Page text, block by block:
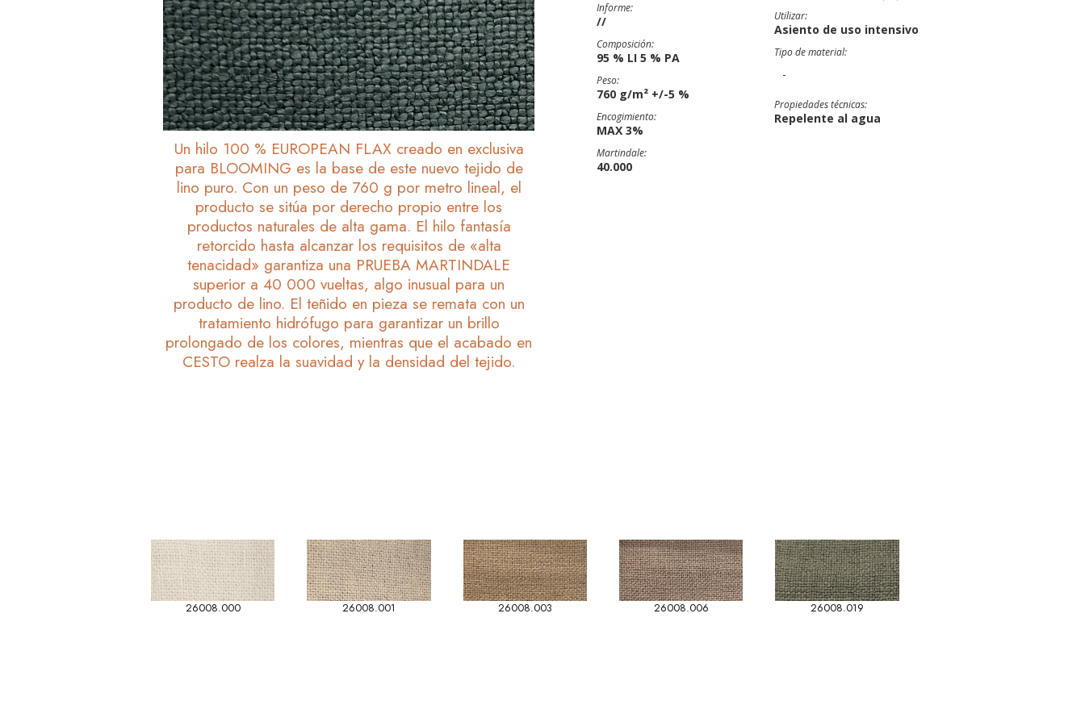
Un hilo 100 % EUROPEAN FLAX creado en exclusiva
para BLOOMING es la base de este nuevo tejido de
lino puro. Con un peso de 760 g por metro lineal, el
producto se sitúa por derecho propio entre los
productos naturales de alta gama. El hilo fantasía
retorcido hasta alcanzar los requisitos de «alta
tenacidad» garantiza una PRUEBA MARTINDALE
superior a 40 000 vueltas, algo inusual para un
producto de lino. El teñido en pieza se remata con un
tratamiento hidrófugo para garantizar un brillo
prolongado de los colores, mientras que el acabado en
CESTO realza la suavidad y la densidad del tejido.
Informe:
//
Composición:
95 % LI 5 % PA
Peso:
760 g/m² +/-5 %
Encogimiento:
MAX 3%
Martindale:
40.000
Utilizar:
Asiento de uso intensivo
Tipo de material:
-
Propiedades técnicas:
Repelente al agua
26008.000 26008.001 26008.003 26008.006 26008.019